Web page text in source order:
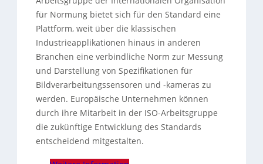
für Normung bietet sich für den Standard eine
Plattform, weit über die klassischen
Industrieapplikationen hinaus in anderen
Branchen eine verbindliche Norm zur Messung
und Darstellung von Spezifikationen für
Bildverarbeitungssensoren und -kameras zu
werden. Europäische Unternehmen können
durch ihre Mitarbeit in der ISO-Arbeitsgruppe
die zukünftige Entwicklung des Standards
entscheidend mitgestalten.